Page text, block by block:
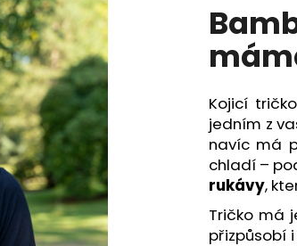
produktu
je
hvězdiček.
Kojicí tričko
jedním z
navíc má
chladí –
rukávy,
Tričko má
přizpůsobí
Doporučujeme